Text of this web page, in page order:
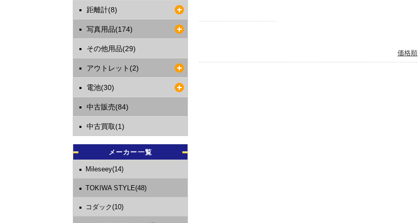
します。
価格順
距離計(8)
写真用品(174)
その他用品(29)
アウトレット(2)
電池(30)
中古販売(84)
中古買取(1)
メーカー一覧
Mileseey(14)
TOKIWA STYLE(48)
コダック(10)